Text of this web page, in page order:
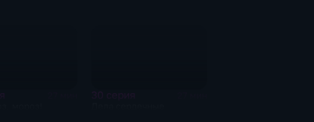
30 серия